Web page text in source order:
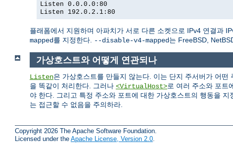
Listen 0.0.0.0:80
Listen 192.0.2.1:80
플래폼에서 지원하며 아파치가 서로 다른 소켓으로 IPv4 연결과
mapped를 지정한다. --disable-v4-mapped는 FreeBSD,
가상호스트와 어떻게 연관되나
Listen은 가상호스트를 만들지 않는다. 이는 단지 주서버가 어떤
을 똑같이 처리한다. 그러나 <VirtualHost>로 여러 주소와 포트
야 한다. 그리고 특정 주소와 포트에 대한 가상호스트의 행동을 지
는 접근할 수 없음을 주의하라.
Copyright 2026 The Apache Software Foundation.
Licensed under the Apache License, Version 2.0